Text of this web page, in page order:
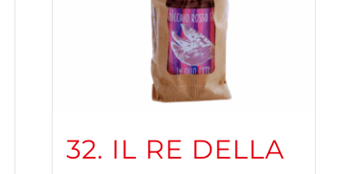
32. IL RE DELLA